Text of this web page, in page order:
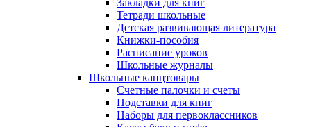
Закладки для книг
Тетради школьные
Детская развивающая литература
Книжки-пособия
Расписание уроков
Школьные журналы
Школьные канцтовары
Счетные палочки и счеты
Подставки для книг
Наборы для первоклассников